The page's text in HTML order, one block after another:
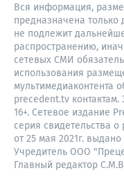
Вся информация,
предназначена только
не подлежит
распространению,
сетевых СМИ
использования
мультимедиаконтента
precedent.tv
16+. Сетевое издание
серия свидетельства
от 25 мая 2021г.
Учредитель ООО
Главный редактор